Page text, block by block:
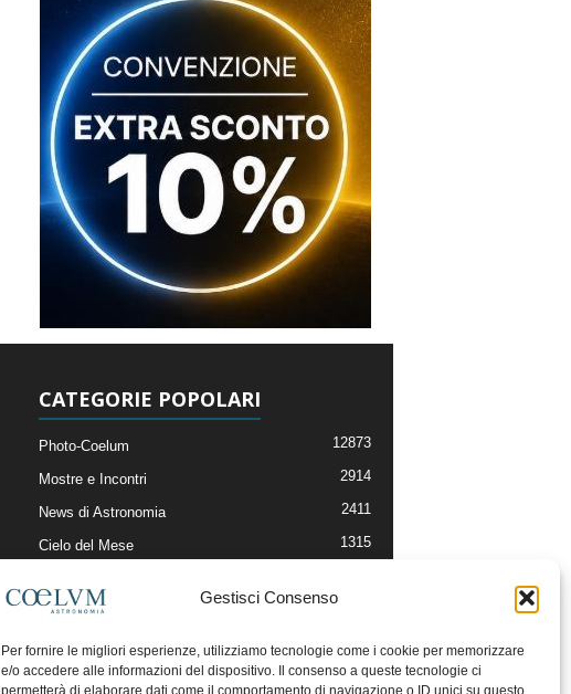
Gestisci Consenso
Per fornire le migliori esperienze, utilizziamo tecnologie come i cookie per memorizzare
e/o accedere alle informazioni del dispositivo. Il consenso a queste tecnologie ci
permetterà di elaborare dati come il comportamento di navigazione o ID unici su questo
CATEGORIE POPOLARI
Photo-Coelum 12873
Mostre e Incontri 2914
News di Astronomia 2411
Cielo del Mese 1315
Articoli e Risorse On-Line
Il Blog della Redazione